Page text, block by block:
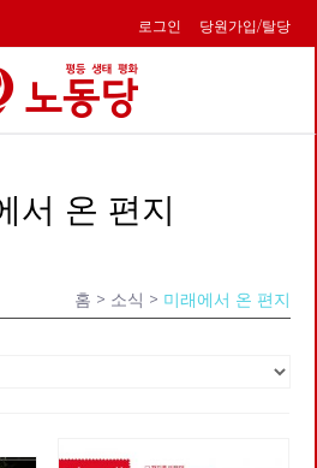
로그인 당원가입/탈당
서 온 편지
홈 > 소식 > 미래에서 온 편지